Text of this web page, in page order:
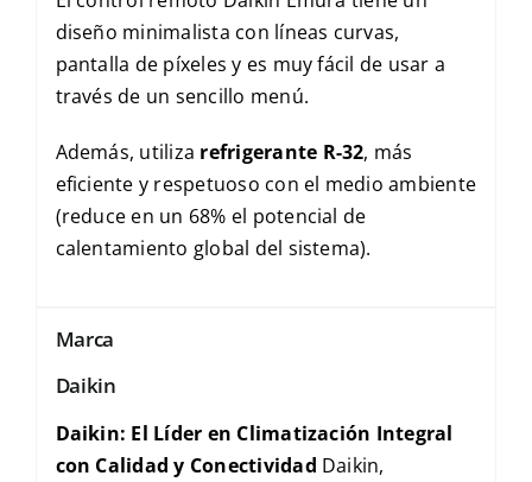
diseño minimalista con líneas curvas,
pantalla de píxeles y es muy fácil de usar a
través de un sencillo menú.
Además, utiliza refrigerante R-32, más
eficiente y respetuoso con el medio ambiente
(reduce en un 68% el potencial de
calentamiento global del sistema).
Marca
Daikin
Daikin: El Líder en Climatización Integral
con Calidad y Conectividad Daikin,